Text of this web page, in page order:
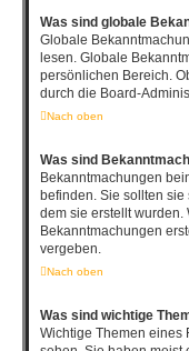
Was sind globale
Globale
lesen. Globale
persönlichen Bereich.
durch die Board-
Nach oben
Was sind
Bekanntmachungen
befinden. Sie sollten
dem sie erstellt
Bekanntmachungen
vergeben.
Nach oben
Was sind wichtige
Wichtige Themen eines